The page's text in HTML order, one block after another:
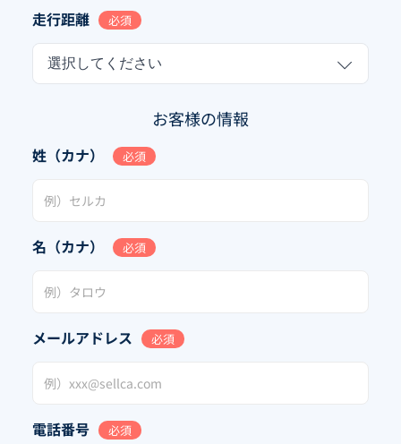
走行距離 必須
選択してください
お客様の情報
姓（カナ） 必須
名（カナ） 必須
メールアドレス 必須
電話番号 必須